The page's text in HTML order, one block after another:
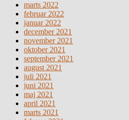
marts 2022
februar 2022
januar 2022
december 2021
november 2021
oktober 2021
september 2021
august 2021
juli 2021
juni 2021
maj 2021
april 2021
marts 2021